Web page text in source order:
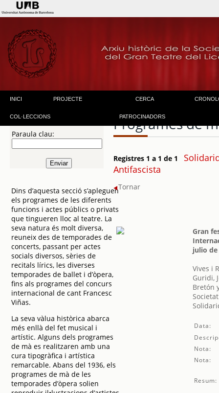
INICI PROJECTE CERCA
COL·LECCIONS PATROCINADORS
Paraula clau:
Dins d’aquesta secció s’apleguen
els programes de les diferents
funcions i actes públics o privats
que tingueren lloc al teatre. La
seva natura és molt diversa,
reuneix des de temporades de
concerts, passant per actes
socials diversos, sèries de
recitals lírics, les diverses
temporades de ballet i d’òpera,
fins als programes del concurs
internacional de cant Francesc
Viñas.
La seva vàlua històrica abarca
més enllà del fet musical i
artístic. Alguns dels programes
de mà es realitzaren amb una
cura tipogràfica i artística
remarcable. Abans del 1936, els
programes de mà de les
temporades d’òpera solien
Programes de
Registres 1 a 1 de 1
Antifascista
Tornar
Gran
julio de
Vives i
Guridi,
Bretón
Data:
Nota:
Nota:
Resum: